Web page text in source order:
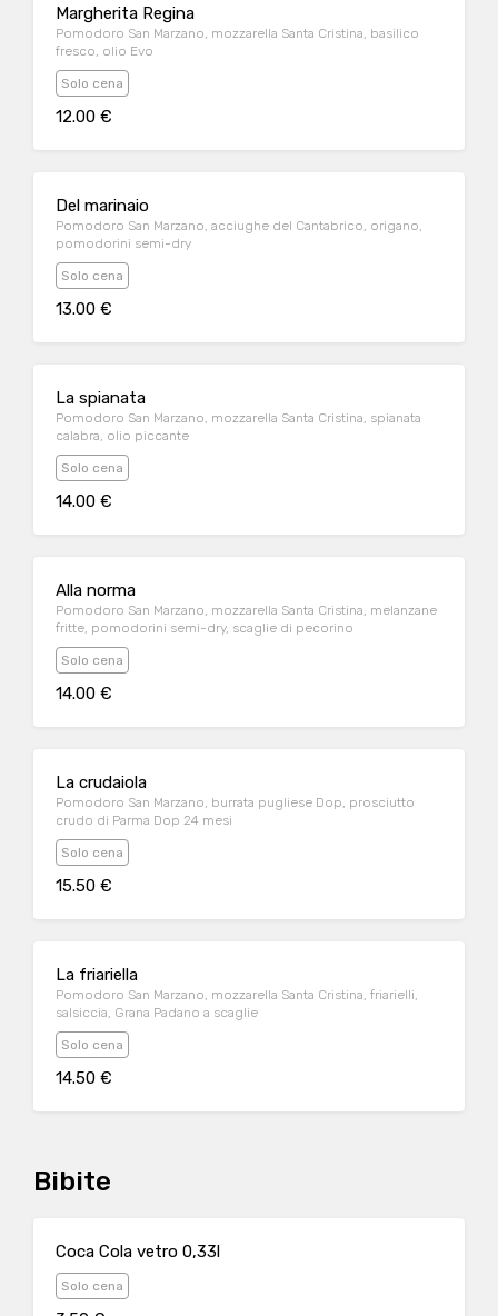
Margherita Regina
Pomodoro San Marzano, mozzarella Santa Cristina, basilico
fresco, olio Evo
Solo cena
12.00 €
Del marinaio
Pomodoro San Marzano, acciughe del Cantabrico, origano,
pomodorini semi-dry
Solo cena
13.00 €
La spianata
Pomodoro San Marzano, mozzarella Santa Cristina, spianata
calabra, olio piccante
Solo cena
14.00 €
Alla norma
Pomodoro San Marzano, mozzarella Santa Cristina, melanzane
fritte, pomodorini semi-dry, scaglie di pecorino
Solo cena
14.00 €
La crudaiola
Pomodoro San Marzano, burrata pugliese Dop, prosciutto
crudo di Parma Dop 24 mesi
Solo cena
15.50 €
La friariella
Pomodoro San Marzano, mozzarella Santa Cristina, friarielli,
salsiccia, Grana Padano a scaglie
Solo cena
14.50 €
Bibite
Coca Cola vetro 0,33l
Solo cena